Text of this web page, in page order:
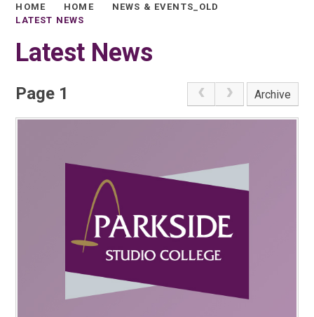
HOME HOME
NEWS & EVENTS_OLD
LATEST NEWS
Latest News
Page 1 Archive